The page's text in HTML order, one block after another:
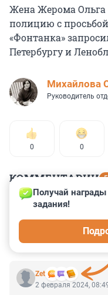
Жена Жерома Ольга
полицию с
«Фонтанка»
Петербургу и
Михайлова
Руководитель
0 0
КОММЕНТАРИИ
Гость
Кто изымал и
Zet
Получай
задания!
2 февраля 2024,